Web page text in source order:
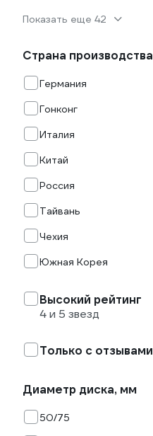
Показать еще 42
Страна производства
Германия
Гонконг
Италия
Китай
Россия
Тайвань
Чехия
Южная Корея
Высокий рейтинг
4 и 5 звезд
Только с отзывами
Диаметр диска, мм
50/75